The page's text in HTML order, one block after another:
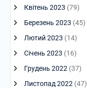
Квітень 2023 (79)
Березень 2023 (45)
Лютий 2023 (14)
Січень 2023 (16)
Грудень 2022 (37)
Листопад 2022 (47)